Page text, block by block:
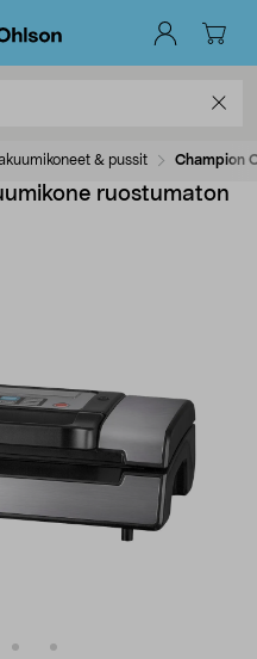
& pussit Champion
ruostumaton